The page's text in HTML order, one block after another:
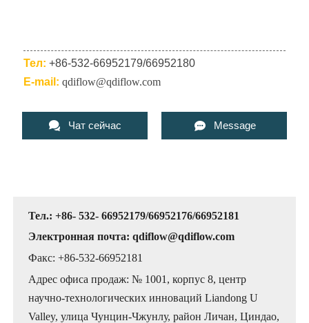
Тел:+86-532-66952179/66952180
E-mail: qdiflow@qdiflow.com
 Чат сейчас  Message
Тел.: +86- 532- 66952179/66952176/66952181
Электронная почта: qdiflow@qdiflow.com
Факс: +86-532-66952181
Адрес офиса продаж: № 1001, корпус 8, центр
научно-технологических инноваций Liandong U
Valley, улица Чунцин-Чжунлу, район Личан, Циндао,